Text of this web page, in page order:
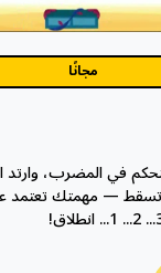
مجانًا
في المضرب، وارتد
تسقط — مهمتك